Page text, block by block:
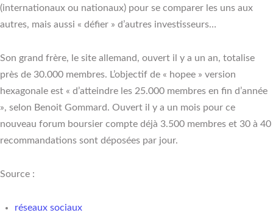
(internationaux ou nationaux) pour se comparer les uns aux
autres, mais aussi « défier » d’autres investisseurs…
Son grand frère, le site allemand, ouvert il y a un an, totalise
près de 30.000 membres. L’objectif de « hopee » version
hexagonale est « d’atteindre les 25.000 membres en fin d’année
», selon Benoit Gommard. Ouvert il y a un mois pour ce
nouveau forum boursier compte déjà 3.500 membres et 30 à 40
recommandations sont déposées par jour.
Source :
réseaux sociaux